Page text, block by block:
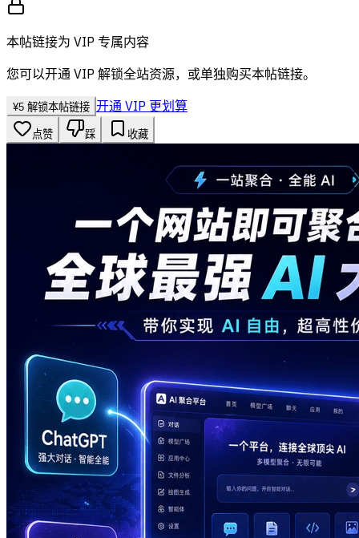
本帖链接为 VIP 专属内容
您可以开通 VIP 解锁全站资源，或单独购买本帖链接。
¥5 解锁本帖链接 开通 VIP 更划算
点赞 踩 收藏